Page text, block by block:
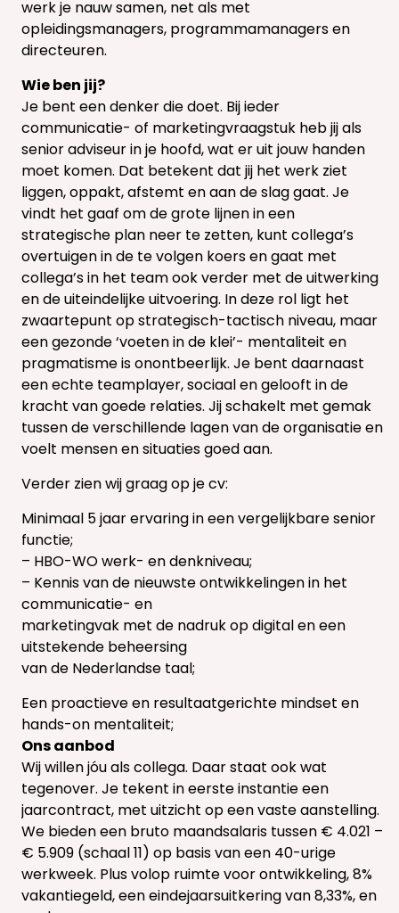
werk je nauw samen, net als met
opleidingsmanagers, programmamanagers en
directeuren.
Wie ben jij?
Je bent een denker die doet. Bij ieder
communicatie- of marketingvraagstuk heb jij als
senior adviseur in je hoofd, wat er uit jouw handen
moet komen. Dat betekent dat jij het werk ziet
liggen, oppakt, afstemt en aan de slag gaat. Je
vindt het gaaf om de grote lijnen in een
strategische plan neer te zetten, kunt collega’s
overtuigen in de te volgen koers en gaat met
collega’s in het team ook verder met de uitwerking
en de uiteindelijke uitvoering. In deze rol ligt het
zwaartepunt op strategisch-tactisch niveau, maar
een gezonde ‘voeten in de klei’- mentaliteit en
pragmatisme is onontbeerlijk. Je bent daarnaast
een echte teamplayer, sociaal en gelooft in de
kracht van goede relaties. Jij schakelt met gemak
tussen de verschillende lagen van de organisatie en
voelt mensen en situaties goed aan.
Verder zien wij graag op je cv:
Minimaal 5 jaar ervaring in een vergelijkbare senior
functie;
– HBO-WO werk- en denkniveau;
– Kennis van de nieuwste ontwikkelingen in het
communicatie- en
marketingvak met de nadruk op digital en een
uitstekende beheersing
van de Nederlandse taal;
Een proactieve en resultaatgerichte mindset en
hands-on mentaliteit;
Ons aanbod
Wij willen jóu als collega. Daar staat ook wat
tegenover. Je tekent in eerste instantie een
jaarcontract, met uitzicht op een vaste aanstelling.
We bieden een bruto maandsalaris tussen € 4.021 –
€ 5.909 (schaal 11) op basis van een 40-urige
werkweek. Plus volop ruimte voor ontwikkeling, 8%
vakantiegeld, een eindejaarsuitkering van 8,33%, en